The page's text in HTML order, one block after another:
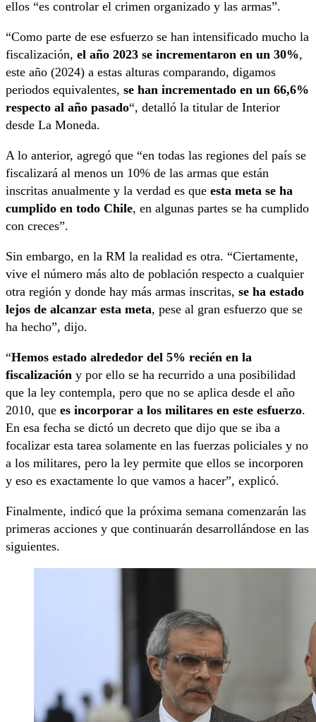
ellos “es controlar el crimen organizado y las armas”.
“Como parte de ese esfuerzo se han intensificado mucho la
fiscalización, el año 2023 se incrementaron en un 30%,
este año (2024) a estas alturas comparando, digamos
periodos equivalentes, se han incrementado en un 66,6%
respecto al año pasado“, detalló la titular de Interior
desde La Moneda.
A lo anterior, agregó que “en todas las regiones del país se
fiscalizará al menos un 10% de las armas que están
inscritas anualmente y la verdad es que esta meta se ha
cumplido en todo Chile, en algunas partes se ha cumplido
con creces”.
Sin embargo, en la RM la realidad es otra. “Ciertamente,
vive el número más alto de población respecto a cualquier
otra región y donde hay más armas inscritas, se ha estado
lejos de alcanzar esta meta, pese al gran esfuerzo que se
ha hecho”, dijo.
“Hemos estado alrededor del 5% recién en la
fiscalización y por ello se ha recurrido a una posibilidad
que la ley contempla, pero que no se aplica desde el año
2010, que es incorporar a los militares en este esfuerzo.
En esa fecha se dictó un decreto que dijo que se iba a
focalizar esta tarea solamente en las fuerzas policiales y no
a los militares, pero la ley permite que ellos se incorporen
y eso es exactamente lo que vamos a hacer”, explicó.
Finalmente, indicó que la próxima semana comenzarán las
primeras acciones y que continuarán desarrollándose en las
siguientes.